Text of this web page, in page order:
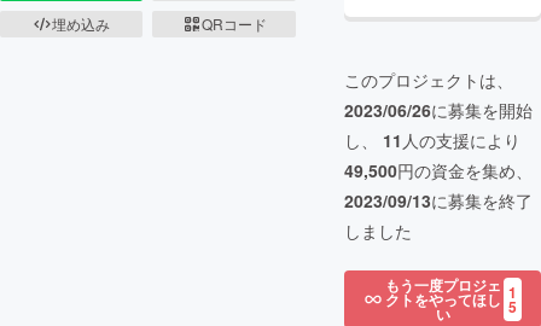
埋め込み
QRコード
このプロジェクトは、
2023/06/26に募集を開始
し、 11 人の支援により
49,500円の資金を集め、
2023/09/13に募集を終了
しました
もう一度プロジェ
クトをやってほし
い
1
5